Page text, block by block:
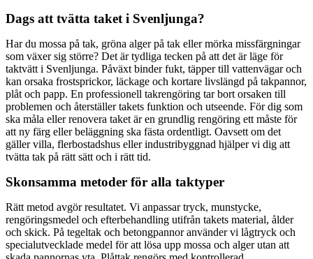
Dags att tvätta taket i Svenljunga?
Har du mossa på tak, gröna alger på tak eller mörka missfärgningar
som växer sig större? Det är tydliga tecken på att det är läge för
taktvätt i Svenljunga. Påväxt binder fukt, täpper till vattenvägar och
kan orsaka frostsprickor, läckage och kortare livslängd på takpannor,
plåt och papp. En professionell takrengöring tar bort orsaken till
problemen och återställer takets funktion och utseende. För dig som
ska måla eller renovera taket är en grundlig rengöring ett måste för
att ny färg eller beläggning ska fästa ordentligt. Oavsett om det
gäller villa, flerbostadshus eller industribyggnad hjälper vi dig att
tvätta tak på rätt sätt och i rätt tid.
Skonsamma metoder för alla taktyper
Rätt metod avgör resultatet. Vi anpassar tryck, munstycke,
rengöringsmedel och efterbehandling utifrån takets material, ålder
och skick. På tegeltak och betongpannor använder vi lågtryck och
specialutvecklade medel för att lösa upp mossa och alger utan att